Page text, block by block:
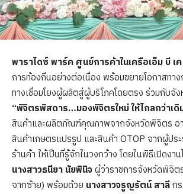
พาราไดซ์ พาร์ค ศูนย์การค้าในเครือเอ็ม บี เค
การท้องถิ่นอย่างต่อเนื่อง พร้อมขยายโอกาสทาง
ทางเชื่อมโยงผู้ผลิตสู่ผู้บริโภคโดยตรง ร่วมกับจั
“พิจิตรพิสดาร…มองพิจิตรใหม่ ให้ไกลกว่าเดิ
สินค้าและผลิตภัณฑ์คุณภาพจากจังหวัดพิจิตร อา
สินค้าเกษตรแปรรูป และสินค้า OTOP จากผู้ปร
ร้านค้า ให้เป็นที่รู้จักในวงกว้าง โดยในพิธีเปิดงา
นางสาวธนียา นัยพินิจผู้ว่าราชการจังหวัดพิจิต
จากซ้าย) พร้อมด้วย นางสาวจรูญรัตน์ สาลีก